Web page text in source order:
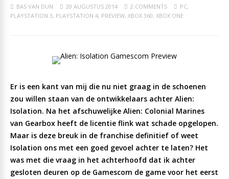
BAS VAN DUN 20 AUGUSTUS 2014 2 COMMENTS PC,
PLAYSTATION 3, PLAYSTATION 4, PREVIEW, XBOX 360, XBOX ONE
Er is een kant van mij die nu niet graag in de schoenen
zou willen staan van de ontwikkelaars achter Alien:
Isolation. Na het afschuwelijke Alien: Colonial Marines
van Gearbox heeft de licentie flink wat schade opgelopen.
Maar is deze breuk in de franchise definitief of weet
Isolation ons met een goed gevoel achter te laten? Het
was met die vraag in het achterhoofd dat ik achter
gesloten deuren op de Gamescom de game voor het eerst